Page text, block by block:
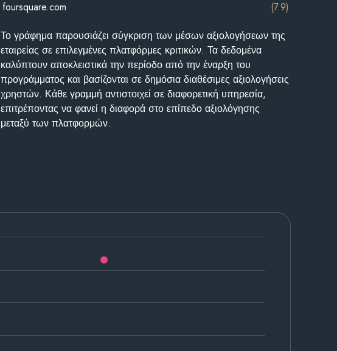
foursquare.com
(7.9)
Το γράφημα παρουσιάζει σύγκριση των μέσων αξιολογήσεων της
εταιρείας σε επιλεγμένες πλατφόρμες κριτικών. Τα δεδομένα
καλύπτουν αποκλειστικά την περίοδο από την έναρξη του
προγράμματος και βασίζονται σε δημόσια διαθέσιμες αξιολογήσεις
χρηστών. Κάθε γραμμή αντιστοιχεί σε διαφορετική υπηρεσία,
επιτρέποντας να φανεί η διαφορά στο επίπεδο αξιολόγησης
μεταξύ των πλατφορμών.